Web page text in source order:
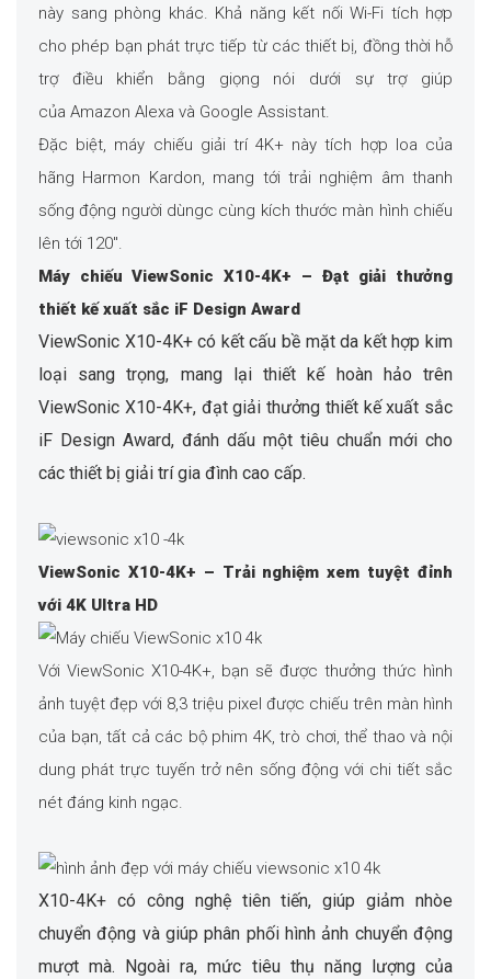
này sang phòng khác. Khả năng kết nối Wi-Fi tích hợp
cho phép bạn phát trực tiếp từ các thiết bị, đồng thời hỗ
trợ điều khiển bằng giọng nói dưới sự trợ giúp
của Amazon Alexa và Google Assistant.
Đặc biệt, máy chiếu giải trí 4K+ này tích hợp loa của
hãng Harmon Kardon, mang tới trải nghiệm âm thanh
sống động người dùngc cùng kích thước màn hình chiếu
lên tới 120″.
Máy chiếu ViewSonic X10-4K+ – Đạt giải thưởng
thiết kế xuất sắc iF Design Award
ViewSonic X10-4K+ có kết cấu bề mặt da kết hợp kim
loại sang trọng, mang lại thiết kế hoàn hảo trên
ViewSonic X10-4K+, đạt giải thưởng thiết kế xuất sắc
iF Design Award, đánh dấu một tiêu chuẩn mới cho
các thiết bị giải trí gia đình cao cấp.
ViewSonic X10-4K+ – Trải nghiệm xem tuyệt đỉnh
với 4K Ultra HD
Với ViewSonic X10-4K+, bạn sẽ được thưởng thức hình
ảnh tuyệt đẹp với 8,3 triệu pixel được chiếu trên màn hình
của bạn, tất cả các bộ phim 4K, trò chơi, thể thao và nội
dung phát trực tuyến trở nên sống động với chi tiết sắc
nét đáng kinh ngạc.
X10-4K+ có công nghệ tiên tiến, giúp giảm nhòe
chuyển động và giúp phân phối hình ảnh chuyển động
mượt mà. Ngoài ra, mức tiêu thụ năng lượng của